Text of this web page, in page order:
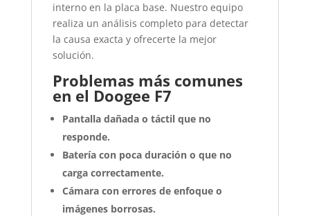
interno en la placa base. Nuestro equipo
realiza un análisis completo para detectar
la causa exacta y ofrecerte la mejor
solución.
Problemas más comunes
en el Doogee F7
Pantalla dañada o táctil que no
responde.
Batería con poca duración o que no
carga correctamente.
Cámara con errores de enfoque o
imágenes borrosas.